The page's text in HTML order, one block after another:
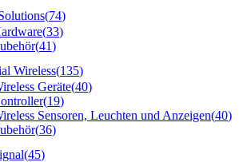
(74)
(33)
(41)
Wireless(135)
Geräte(40)
(19)
Sensoren, Leuchten und Anzeigen(40)
(36)
(45)